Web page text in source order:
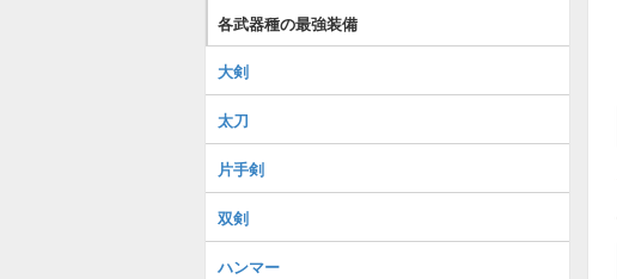
各武器種の最強装備
大剣
太刀
片手剣
双剣
ハンマー